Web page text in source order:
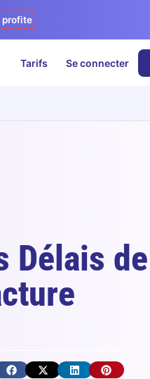
Tarifs Se connecter
Délais de